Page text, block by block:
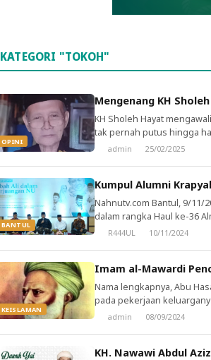
KATEGORI "TOKOH"
OPINI
Mengenang KH
KH Sholeh Hayat
tak pernah putus hingga
Jalan Diponegoro gg V/
admin 25/02/2025
BANTUL
Kumpul Alumni
Nahnutv.com Bantul, 9/11/
dalam rangka Haul ke-36
diikuti oleh ratusan santri
R444UL 10/11/2024
KEISLAMAN
Imam al-Mawardi
Nama lengkapnya, Abu
pada pekerjaan
dilahirkan di Bashrah
admin 08/09/2024
KH. Nawawi Abdul